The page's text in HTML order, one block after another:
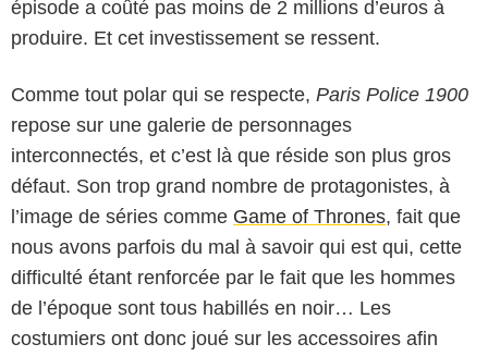
épisode a coûté pas moins de 2 millions d’euros à
produire. Et cet investissement se ressent.
Comme tout polar qui se respecte, Paris Police 1900
repose sur une galerie de personnages
interconnectés, et c’est là que réside son plus gros
défaut. Son trop grand nombre de protagonistes, à
l’image de séries comme Game of Thrones, fait que
nous avons parfois du mal à savoir qui est qui, cette
difficulté étant renforcée par le fait que les hommes
de l’époque sont tous habillés en noir… Les
costumiers ont donc joué sur les accessoires afin